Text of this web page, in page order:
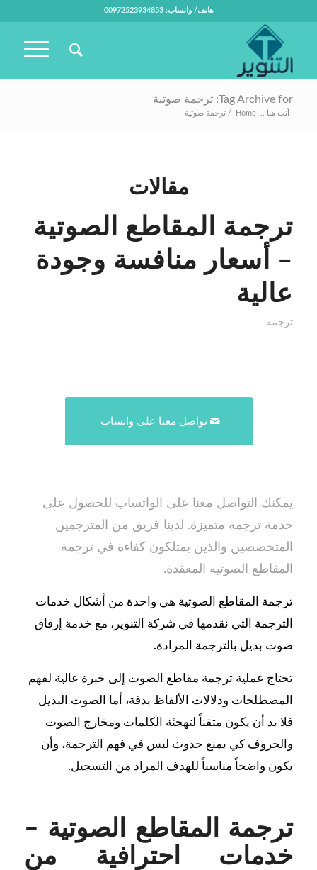
هاتف/ واتساب: 00972523934853
Tag Archive for: ترجمة صوتية
أنت هنا .. Home
/ ترجمة صوتية
مقالات
ترجمة المقاطع الصوتية
– أسعار منافسة وجودة
عالية
ترجمة
تواصل معنا على واتساب
يمكنك التواصل معنا على الواتساب للحصول على
خدمة ترجمة متميزة. لدينا فريق من المترجمين
المتخصصين والذين يمتلكون كفاءة في ترجمة
المقاطع الصوتية المعقدة.
ترجمة المقاطع الصوتية هي واحدة من أشكال خدمات
الترجمة التي نقدمها في شركة التنوير، مع خدمة إرفاق
صوت بديل بالترجمة المرادة.
تحتاج عملية ترجمة مقاطع الصوت إلى خبرة عالية لفهم
المصطلحات ودلالات الألفاظ بدقة، أما الصوت البديل
فلا بد أن يكون متقناً لتهجئة الكلمات ومخارج الصوت
والحروف كي يمنع حدوث لبس في فهم الترجمة، وأن
يكون واضحاً مناسباً للهدف المراد من التسجيل.
ترجمة المقاطع الصوتية –
خدمات احترافية من